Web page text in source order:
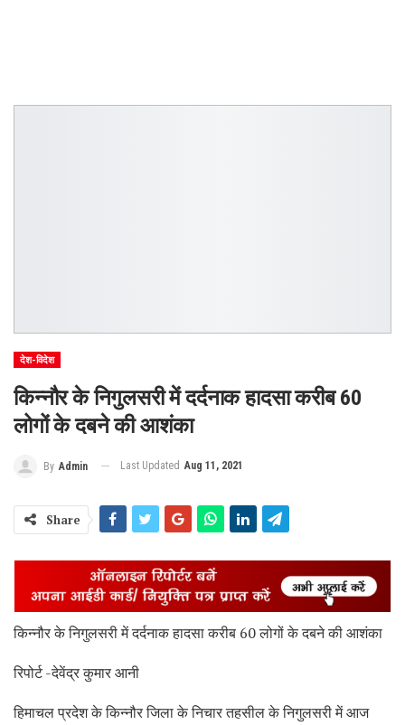
देश-विदेश
किन्नौर के निगुलसरी में दर्दनाक हादसा करीब 60
लोगों के दबने की आशंका
By Admin Last Updated Aug 11, 2021
Share
किन्नौर के निगुलसरी में दर्दनाक हादसा करीब 60 लोगों के दबने की आशंका
रिपोर्ट -देवेंद्र कुमार आनी
हिमाचल प्रदेश के किन्नौर जिला के निचार तहसील के निगुलसरी में आज